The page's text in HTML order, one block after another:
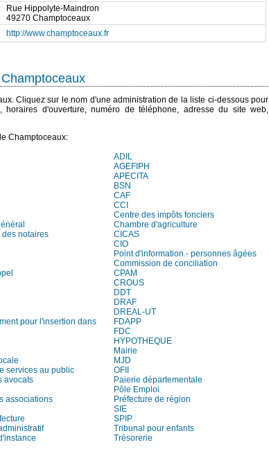
Rue Hippolyte-Maindron
49270 Champtoceaux
http://www.champtoceaux.fr
Cliquez sur le nom d'une administration de la liste ci-dessous pour
d'ouverture, numéro de téléphone, adresse du site web,
Champtoceaux:
ADIL
AGEFIPH
APECITA
BSN
CAF
CCI
Centre des impôts fonciers
Chambre d'agriculture
notaires
CICAS
CIO
Point d'information - personnes âgées
Commission de conciliation
CPAM
CROUS
DDT
DRAF
DREAL-UT
pour l'insertion dans
FDAPP
FDC
HYPOTHEQUE
Mairie
MJD
services au public
OFII
avocats
Paierie départementale
Pôle Emploi
associations
Préfecture de région
SIE
SPIP
Tribunal pour enfants
Trésorerie